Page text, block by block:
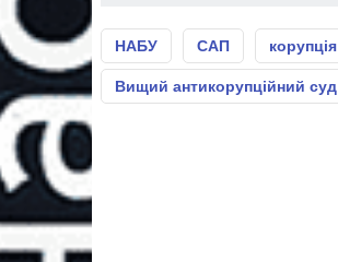
НАБУ САП корупція
Вищий антикорупційний суд